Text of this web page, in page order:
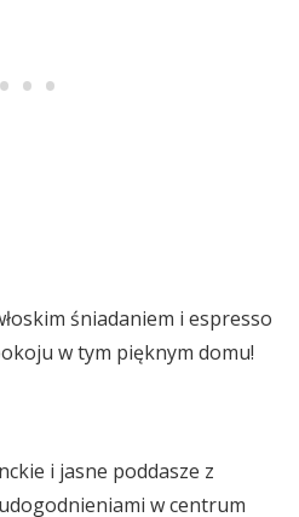
śniadaniem i espresso
w tym pięknym domu!
i jasne poddasze z
w centrum